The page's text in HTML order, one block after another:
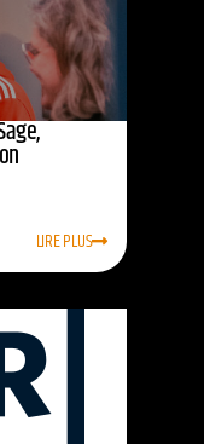
LIRE PLUS